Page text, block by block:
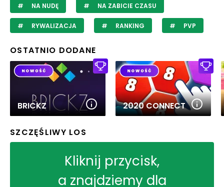
NA NUDĘ NA ZABICIE CZASU
RYWALIZACJA RANKING PVP
OSTATNIO DODANE
BRICKZ 2020 CONNECT
SZCZĘŚLIWY LOS
Kliknij przycisk,
a znajdziemy dla